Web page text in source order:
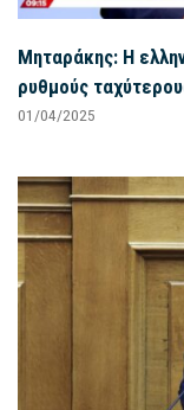
Μηταράκης: Η
ρυθμούς
01/04/2025